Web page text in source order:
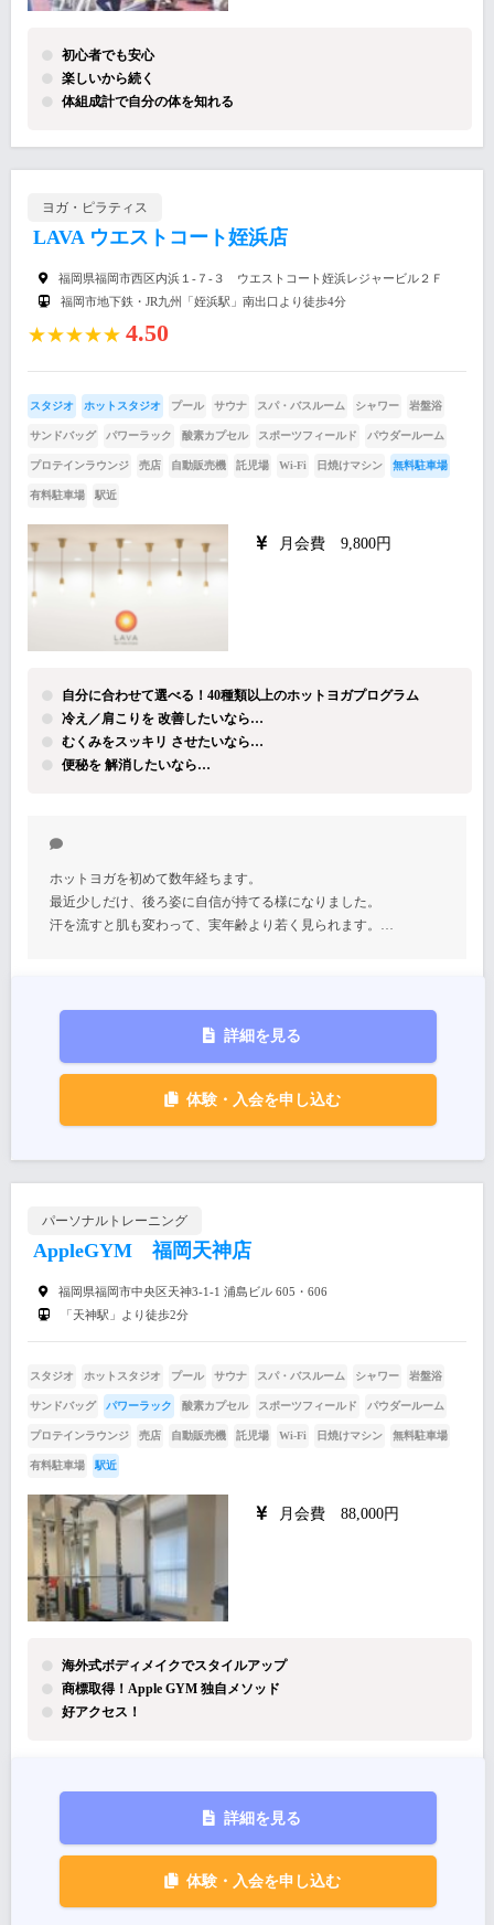
初心者でも安心
楽しいから続く
体組成計で自分の体を知れる
ヨガ・ピラティス
LAVA ウエストコート姪浜店
福岡県福岡市西区内浜１-７-３ ウエストコート姪浜レジャービル２Ｆ
福岡市地下鉄・JR九州「姪浜駅」南出口より徒歩4分
★★★★★ 4.50
スタジオ ホットスタジオ プール サウナ スパ・バスルーム シャワー 岩盤浴
サンドバッグ パワーラック 酸素カプセル スポーツフィールド パウダールーム
プロテインラウンジ 売店 自動販売機 託児場 Wi-Fi 日焼けマシン 無料駐車場
有料駐車場 駅近
月会費 9,800円
自分に合わせて選べる！40種類以上のホットヨガプログラム
冷え／肩こりを 改善したいなら…
むくみをスッキリ させたいなら…
便秘を 解消したいなら…
ホットヨガを初めて数年経ちます。
最近少しだけ、後ろ姿に自信が持てる様になりました。
汗を流すと肌も変わって、実年齢より若く見られます。…
詳細を見る
体験・入会を申し込む
パーソナルトレーニング
AppleGYM 福岡天神店
福岡県福岡市中央区天神3-1-1 浦島ビル 605・606
「天神駅」より徒歩2分
スタジオ ホットスタジオ プール サウナ スパ・バスルーム シャワー 岩盤浴
サンドバッグ パワーラック 酸素カプセル スポーツフィールド パウダールーム
プロテインラウンジ 売店 自動販売機 託児場 Wi-Fi 日焼けマシン 無料駐車場
有料駐車場 駅近
月会費 88,000円
海外式ボディメイクでスタイルアップ
商標取得！Apple GYM 独自メソッド
好アクセス！
詳細を見る
体験・入会を申し込む